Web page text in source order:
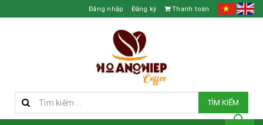
Đăng nhập Đăng ký Thanh toán
TÌM KIẾM